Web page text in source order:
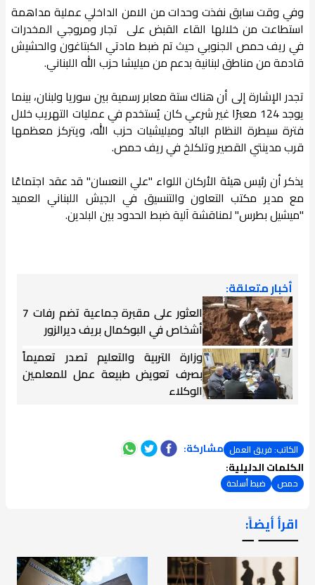
وفي وقت سابق نفذت وحدات من الامن الداخلي عملية مداهمة
استطاعت من خلالها القاء القبض على تجار ومروجي المخدرات
في ريف حمص الجنوبي حيث تم ضبط مادتي الكبتاغون والحشيش
قادمة من مناطق لبنانية بدعم من ميليشا حزب الله اللبناني.
تجدر الإشارة إلى أن هناك ستة معابر رسمية بين سوريا ولبنان، بينما
يوجد 124 معبرًا غير شرعي كان يُستخدم في عمليات التهريب خلال
فترة سيطرة النظام البائد وميليشيات حزب الله، ويتركز معظمها
قرب مدينتي القصير وتلكلخ في ريف حمص.
يذكر أن رئيس هيئة الأركان اللواء "علي النعسان" قد عقد اجتماعًا
مع مدير مكتب التعاون والتنسيق في الجيش اللبناني العميد
"ميشيل بطرس" لمناقشة آلية ضبط الحدود بين البلدين.
أخبار متعلقة:
العثور على مقبرة جماعية تضم رفات 7
أشخاص في البوكمال بريف ديرالزور
وزارة التربية والتعليم تصدر تعميماً
بصرف تعويض طبيعة عمل للمعلمين
الوكلاء
الكاتب: فريق العمل مشاركة:
الكلمات الدليلية:
حمص ضبط أسلحة
اقرأ أيضاً:
ـــــــ ــ